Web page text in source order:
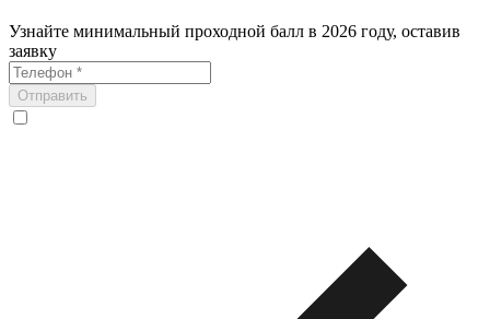
Узнайте минимальный проходной балл в 2026 году, оставив
заявку
Отправить